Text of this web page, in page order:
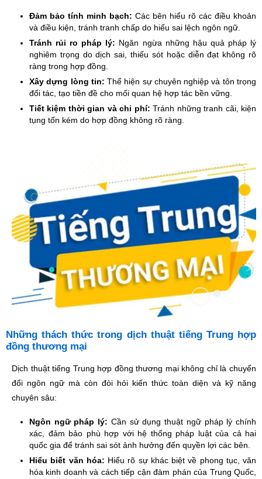
Đảm bảo tính minh bạch: Các bên hiểu rõ các điều khoản
và điều kiện, tránh tranh chấp do hiểu sai lệch ngôn ngữ.
Tránh rủi ro pháp lý: Ngăn ngừa những hậu quả pháp lý
nghiêm trọng do dịch sai, thiếu sót hoặc diễn đạt không rõ
ràng trong hợp đồng.
Xây dựng lòng tin: Thể hiện sự chuyên nghiệp và tôn trọng
đối tác, tạo tiền đề cho mối quan hệ hợp tác bền vững.
Tiết kiệm thời gian và chi phí: Tránh những tranh cãi, kiện
tụng tốn kém do hợp đồng không rõ ràng.
Những thách thức trong dịch thuật tiếng Trung hợp
đồng thương mại
Dịch thuật tiếng Trung hợp đồng thương mại không chỉ là chuyển
đổi ngôn ngữ mà còn đòi hỏi kiến thức toàn diện và kỹ năng
chuyên sâu:
Ngôn ngữ pháp lý: Cần sử dụng thuật ngữ pháp lý chính
xác, đảm bảo phù hợp với hệ thống pháp luật của cả hai
quốc gia để tránh sai sót ảnh hưởng đến quyền lợi các bên.
Hiểu biết văn hóa: Hiểu rõ sự khác biệt về phong tục, văn
hóa kinh doanh và cách tiếp cận đàm phán của Trung Quốc,